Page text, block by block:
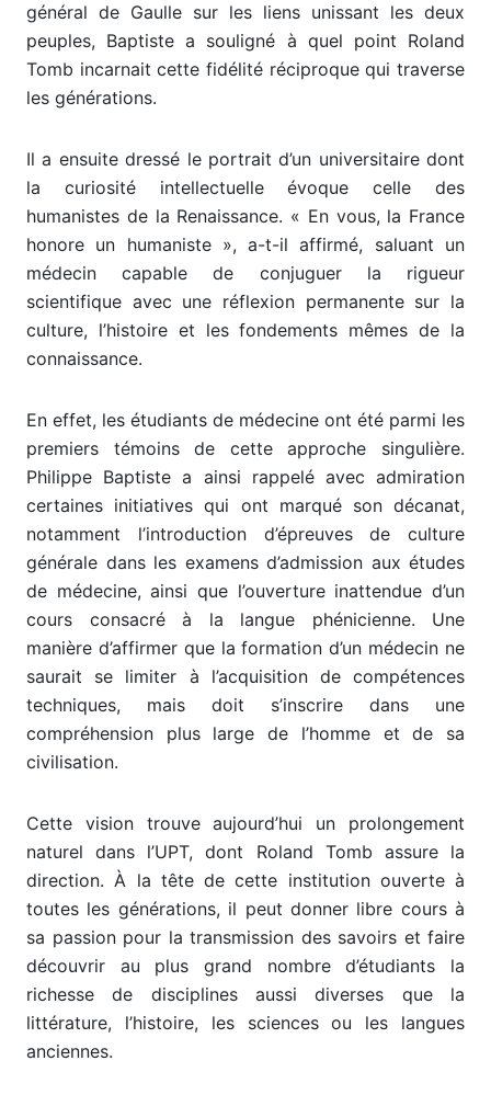
général de Gaulle sur les liens unissant les deux
peuples, Baptiste a souligné à quel point Roland
Tomb incarnait cette fidélité réciproque qui traverse
les générations.
Il a ensuite dressé le portrait d’un universitaire dont
la curiosité intellectuelle évoque celle des
humanistes de la Renaissance. « En vous, la France
honore un humaniste », a-t-il affirmé, saluant un
médecin capable de conjuguer la rigueur
scientifique avec une réflexion permanente sur la
culture, l’histoire et les fondements mêmes de la
connaissance.
En effet, les étudiants de médecine ont été parmi les
premiers témoins de cette approche singulière.
Philippe Baptiste a ainsi rappelé avec admiration
certaines initiatives qui ont marqué son décanat,
notamment l’introduction d’épreuves de culture
générale dans les examens d’admission aux études
de médecine, ainsi que l’ouverture inattendue d’un
cours consacré à la langue phénicienne. Une
manière d’affirmer que la formation d’un médecin ne
saurait se limiter à l’acquisition de compétences
techniques, mais doit s’inscrire dans une
compréhension plus large de l’homme et de sa
civilisation.
Cette vision trouve aujourd’hui un prolongement
naturel dans l’UPT, dont Roland Tomb assure la
direction. À la tête de cette institution ouverte à
toutes les générations, il peut donner libre cours à
sa passion pour la transmission des savoirs et faire
découvrir au plus grand nombre d’étudiants la
richesse de disciplines aussi diverses que la
littérature, l’histoire, les sciences ou les langues
anciennes.